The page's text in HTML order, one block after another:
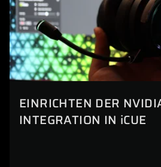
EINRICHTEN DER
INTEGRATION IN iCUE